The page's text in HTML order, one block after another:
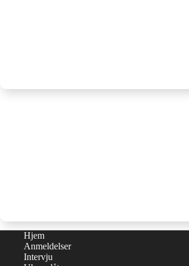
Hjem
Anmeldelser
Intervju